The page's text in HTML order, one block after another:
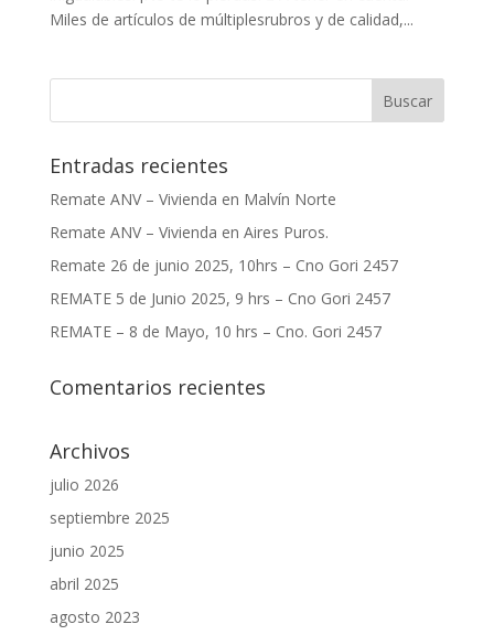
Miles de artículos de múltiplesrubros y de calidad,...
Entradas recientes
Remate ANV – Vivienda en Malvín Norte
Remate ANV – Vivienda en Aires Puros.
Remate 26 de junio 2025, 10hrs – Cno Gori 2457
REMATE 5 de Junio 2025, 9 hrs – Cno Gori 2457
REMATE – 8 de Mayo, 10 hrs – Cno. Gori 2457
Comentarios recientes
Archivos
julio 2026
septiembre 2025
junio 2025
abril 2025
agosto 2023